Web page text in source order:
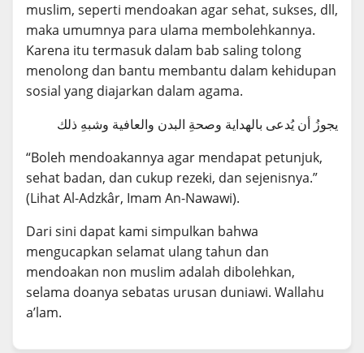
muslim, seperti mendoakan agar sehat, sukses, dll,
maka umumnya para ulama membolehkannya.
Karena itu termasuk dalam bab saling tolong
menolong dan bantu membantu dalam kehidupan
sosial yang diajarkan dalam agama.
يجوزُ أن يُدعى بالهداية وصحةِ البدن والعافية وشبهِ ذلك
“Boleh mendoakannya agar mendapat petunjuk,
sehat badan, dan cukup rezeki, dan sejenisnya.”
(Lihat Al-Adzkâr, Imam An-Nawawi).
Dari sini dapat kami simpulkan bahwa
mengucapkan selamat ulang tahun dan
mendoakan non muslim adalah dibolehkan,
selama doanya sebatas urusan duniawi. Wallahu
a’lam.